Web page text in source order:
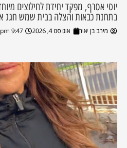
יוסי אסרף, מפקד יחידת לחילוצים
בתחנת כבאות והצלה בבית שמש חגג
מירב בן יאיר אוגוסט 4, 2026 9:47 pm